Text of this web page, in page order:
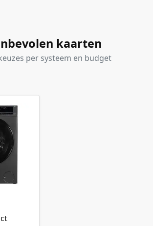
kaarten
per systeem en budget